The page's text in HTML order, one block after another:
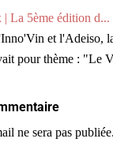
| La 5ème édition d...
et l'Adeiso,
pour thème : "Le
ne sera pas publiée.